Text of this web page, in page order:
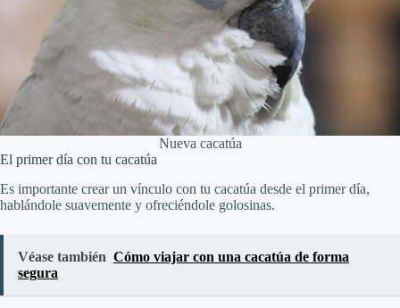
Nueva cacatúa
El primer día con tu cacatúa
Es importante crear un vínculo con tu cacatúa desde el primer día,
hablándole suavemente y ofreciéndole golosinas.
Véase también Cómo viajar con una cacatúa de forma
segura